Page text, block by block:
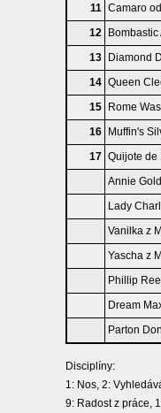
11 Camaro
12
13
Diamond
14 Queen
15
Rome
16
Muffin's
17 Quijote de
Annie
Lady
Vanilka z
Yascha z
Phillip
Dream
Parton
Disciplíny:
1: Nos, 2:
9: Radost z práce,